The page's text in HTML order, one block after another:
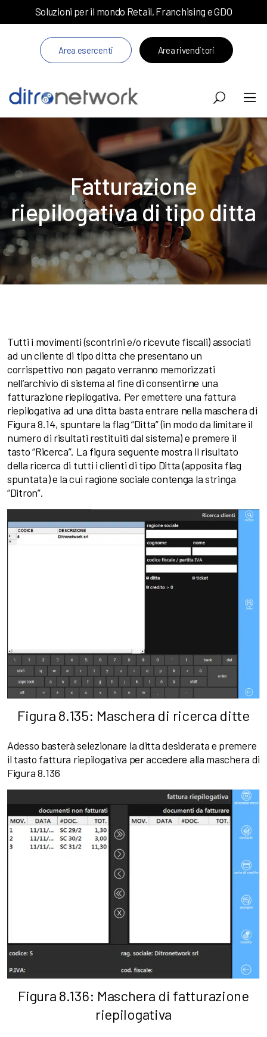
Soluzioni per il mondo Retail, Franchising e GDO
Area esercenti Area rivenditori
Fatturazione
riepilogativa di tipo ditta
Tutti i movimenti (scontrini e/o ricevute fiscali) associati
ad un cliente di tipo ditta che presentano un
corrispettivo non pagato verranno memorizzati
nell’archivio di sistema al fine di consentirne una
fatturazione riepilogativa. Per emettere una fattura
riepilogativa ad una ditta basta entrare nella maschera di
Figura 8.14, spuntare la flag “Ditta” (in modo da limitare il
numero di risultati restituiti dal sistema) e premere il
tasto “Ricerca”. La figura seguente mostra il risultato
della ricerca di tutti i clienti di tipo Ditta (apposita flag
spuntata) e la cui ragione sociale contenga la stringa
“Ditron”.
Figura 8.135: Maschera di ricerca ditte
Adesso basterà selezionare la ditta desiderata e premere
il tasto fattura riepilogativa per accedere alla maschera di
Figura 8.136
Figura 8.136: Maschera di fatturazione
riepilogativa